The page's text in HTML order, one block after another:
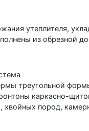
утеплителя,
из обрезной
треугольной
каркасно-
хвойных пород,